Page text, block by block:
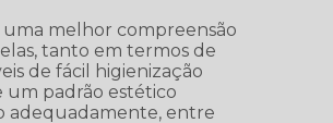
melhor compreensão
tanto em termos de
de fácil higienização
um padrão estético
adequadamente, entre